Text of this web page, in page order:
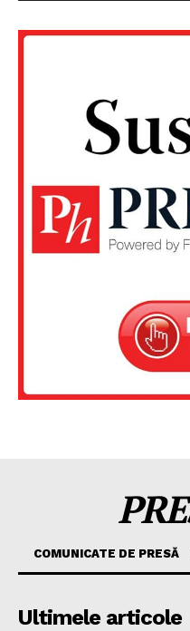
COMUNICATE DE PRESĂ
Ultimele articole